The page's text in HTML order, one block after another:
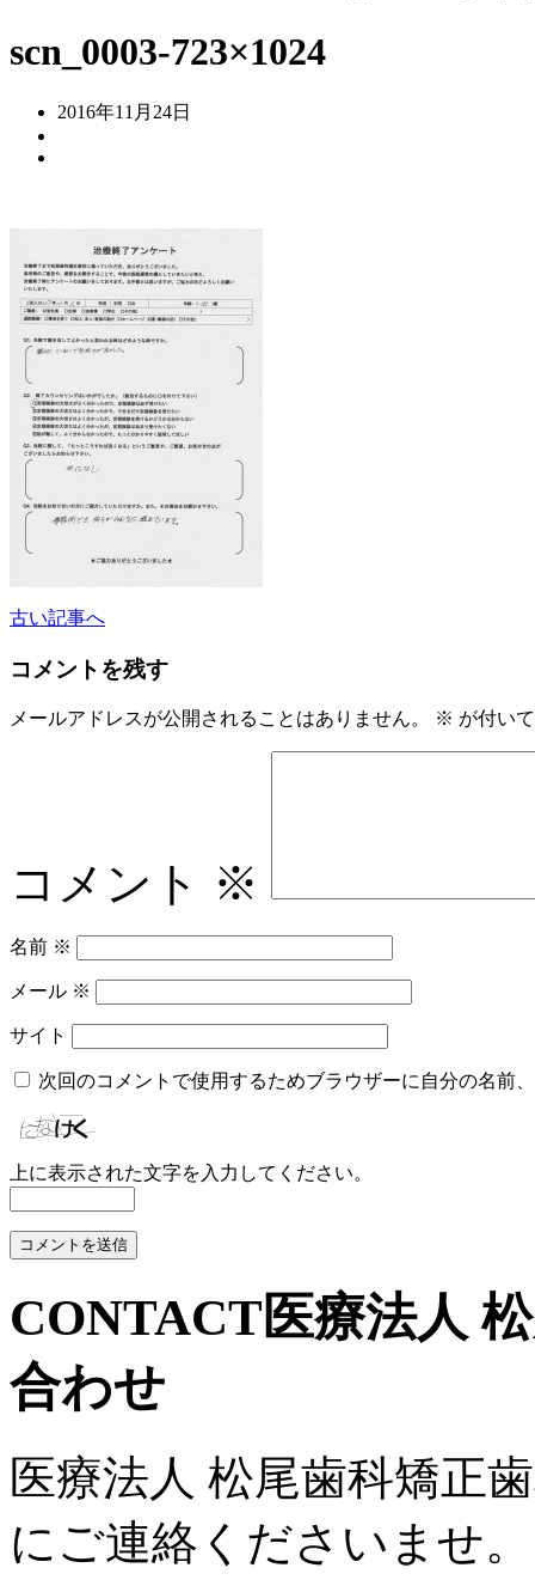
scn_0003-723×1024
2016年11月24日
古い記事へ
コメントを残す
メールアドレスが公開されることはありません。 ※ が付い
コメント ※
名前 ※
メール ※
サイト
次回のコメントで使用するためブラウザーに自分の名前
上に表示された文字を入力してください。
CONTACT医療法人
合わせ
医療法人 松尾歯科矯正
にご連絡くださいませ。